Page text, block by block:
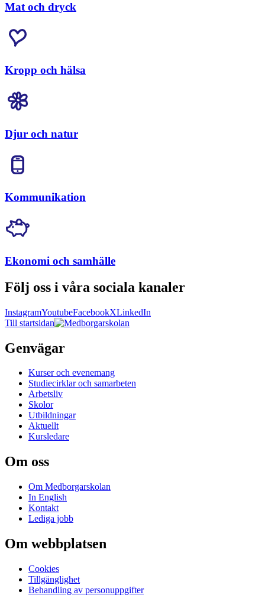
Mat och dryck
Kropp och hälsa
Djur och natur
Kommunikation
Ekonomi och samhälle
Följ oss i våra sociala kanaler
InstagramYoutubeFacebookXLinkedIn
Till startsidan
Genvägar
Kurser och evenemang
Studiecirklar och samarbeten
Arbetsliv
Skolor
Utbildningar
Aktuellt
Kursledare
Om oss
Om Medborgarskolan
In English
Kontakt
Lediga jobb
Om webbplatsen
Cookies
Tillgänglighet
Behandling av personuppgifter